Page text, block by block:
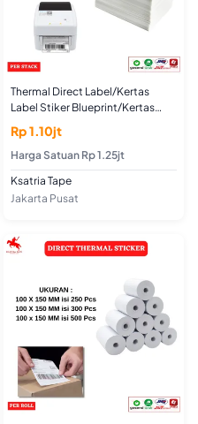
Thermal Direct Label/Kertas
Label Stiker Blueprint/Kertas
CetakResi 100 x 150 MM isi
10.000 Pcs - STACK
Rp 1.10jt
Harga Satuan Rp 1.25jt
Ksatria Tape
Jakarta Pusat